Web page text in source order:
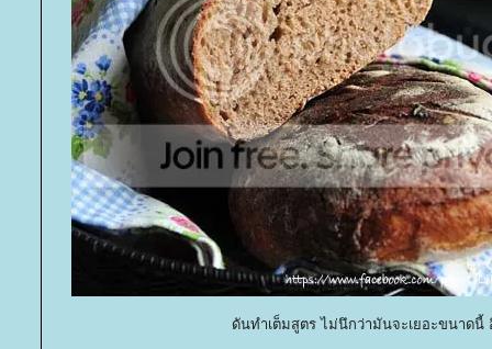
ดันทำเต็มสูตร ไม่นึกว่ามันจะเยอะขนาดนี้